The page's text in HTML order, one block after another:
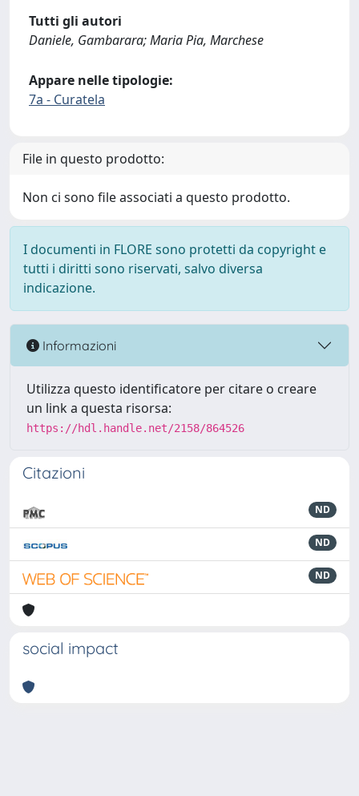
Tutti gli autori
Daniele, Gambarara; Maria Pia, Marchese
Appare nelle tipologie:
7a - Curatela
File in questo prodotto:
Non ci sono file associati a questo prodotto.
I documenti in FLORE sono protetti da copyright e
tutti i diritti sono riservati, salvo diversa
indicazione.
Informazioni
Utilizza questo identificatore per citare o creare
un link a questa risorsa:
https://hdl.handle.net/2158/864526
Citazioni
ND
ND
ND
social impact